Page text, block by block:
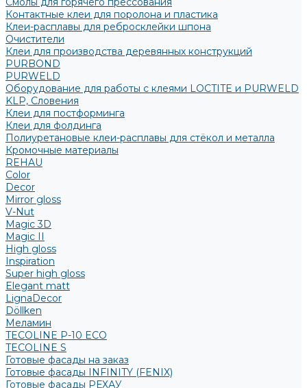
Контактные клеи для поролона и пластика
Клеи-расплавы для ребросклейки шпона
Очистители
Клеи для производства деревянных конструкций
PURBOND
PURWELD
Оборудование для работы с клеями LOCTITE и PURWELD
KLP, Словения
Клеи для постформинга
Клеи для фолдинга
Полиуретановые клеи-расплавы для стёкол и металла
Кромочные материалы
REHAU
Color
Decor
Mirror gloss
V-Nut
Magic 3D
Magic II
High gloss
Inspiration
Super high gloss
Elegant matt
LignaDecor
Döllken
Меламин
TECOLINE P-10 ECO
TECOLINE S
Готовые фасады на заказ
Готовые фасады INFINITY (FENIX)
Готовые фасады РЕХАУ